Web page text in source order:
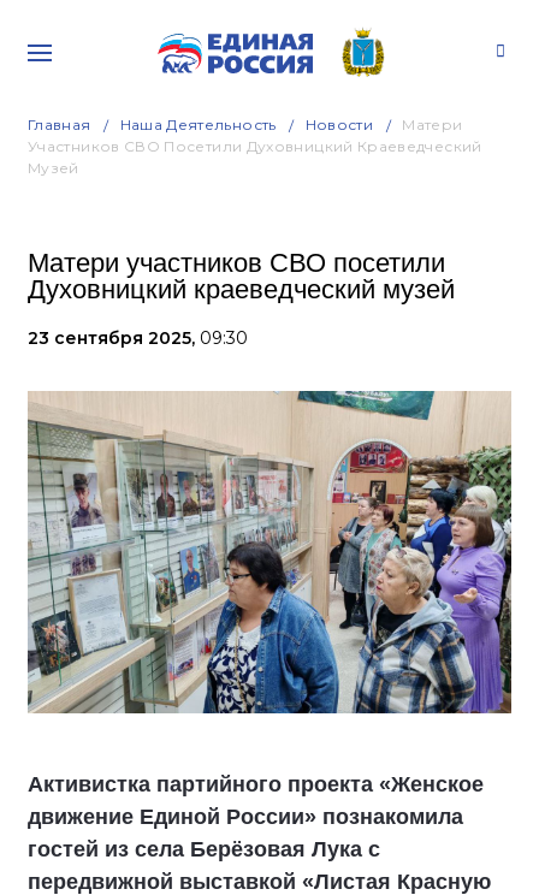
Главная Наша Деятельность Новости
Матери
Участников СВО Посетили Духовницкий Краеведческий
Музей
Матери участников СВО посетили
Духовницкий краеведческий музей
23 сентября 2025, 09:30
Активистка партийного проекта «Женское
движение Единой России» познакомила
гостей из села Берёзовая Лука с
передвижной выставкой «Листая Красную